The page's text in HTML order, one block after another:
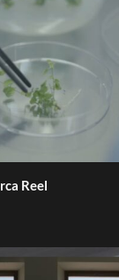
Reel